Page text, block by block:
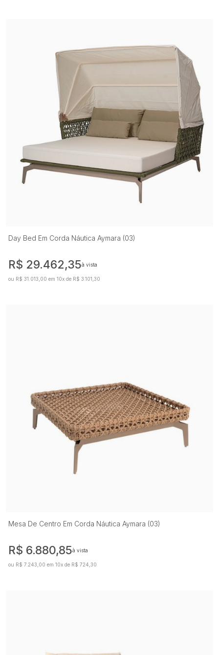
Day Bed Em Corda Náutica Aymara (03)
R$ 29.462,35à vista
ou R$ 31.013,00 em 10x de R$ 3.101,30
Mesa De Centro Em Corda Náutica Aymara (03)
R$ 6.880,85à vista
ou R$ 7.243,00 em 10x de R$ 724,30